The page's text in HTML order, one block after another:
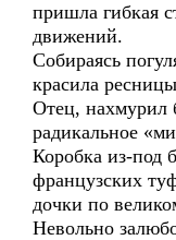
пришла гибкая
движений.
Собираясь
красила
Отец, нахмурил
радикальное
Коробка из-под
французских
дочки по
Невольно